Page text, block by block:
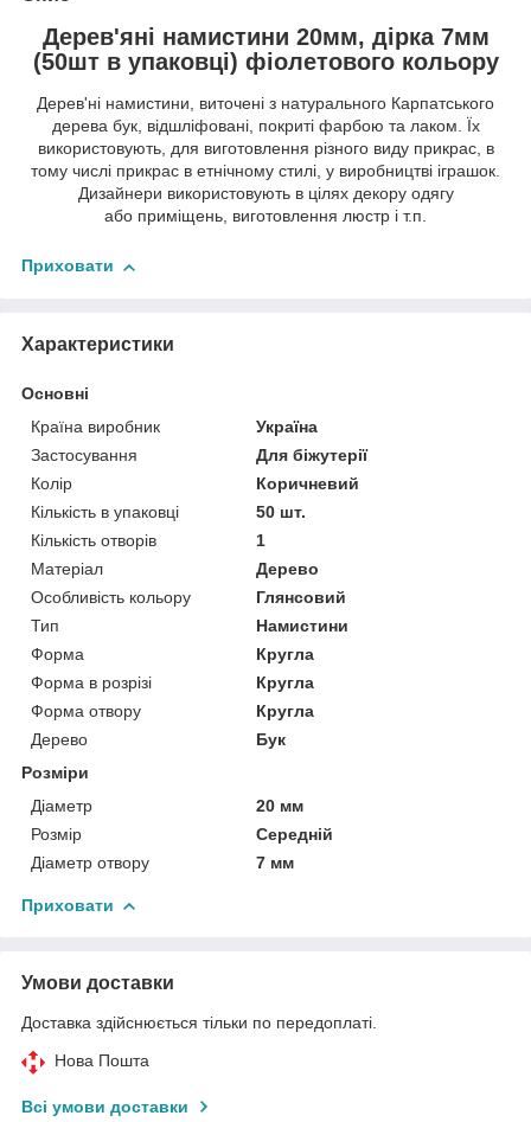
Дерев'яні намистини 20мм, дірка 7мм
(50шт в упаковці) фіолетового кольору
Дерев'ні намистини, виточені з натурального Карпатського
дерева бук, відшліфовані, покриті фарбою та лаком. Їх
використовують, для виготовлення різного виду прикрас, в
тому числі прикрас в етнічному стилі, у виробництві іграшок.
Дизайнери використовують в цілях декору одягу
або приміщень, виготовлення люстр і т.п.
Приховати
Характеристики
Основні
Країна виробник
Україна
Застосування
Для біжутерії
Колір
Коричневий
Кількість в упаковці
50 шт.
Кількість отворів
1
Матеріал
Дерево
Особливість кольору
Глянсовий
Тип
Намистини
Форма
Кругла
Форма в розрізі
Кругла
Форма отвору
Кругла
Дерево
Бук
Розміри
Діаметр
20 мм
Розмір
Середній
Діаметр отвору
7 мм
Приховати
Умови доставки
Доставка здійснюється тільки по передоплаті.
Нова Пошта
Всі умови доставки